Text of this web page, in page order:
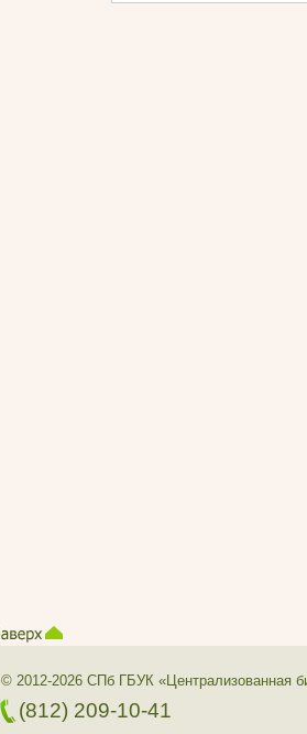
© 2012-2026 СПб ГБУК «Централизованная
(812) 209-10-41